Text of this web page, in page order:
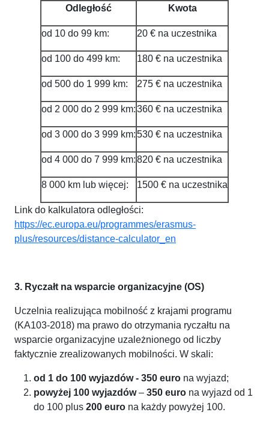
Odległość Kwota
od 10 do 99 km: 20 € na uczestnika
od 100 do 499 km: 180 € na uczestnika
od 500 do 1 999 km: 275 € na uczestnika
od 2 000 do 2 999 km:360 € na uczestnika
od 3 000 do 3 999 km:530 € na uczestnika
od 4 000 do 7 999 km:820 € na uczestnika
8 000 km lub więcej: 1500 € na uczestnika
Link do kalkulatora odległości:
https://ec.europa.eu/programmes/erasmus-
plus/resources/distance-calculator_en
3. Ryczałt na wsparcie organizacyjne (OS)
Uczelnia realizująca mobilność z krajami programu
(KA103-2018) ma prawo do otrzymania ryczałtu na
wsparcie organizacyjne uzależnionego od liczby
faktycznie zrealizowanych mobilności. W skali:
od 1 do 100 wyjazdów - 350 euro na wyjazd;
powyżej 100 wyjazdów– 350 euro na wyjazd od 1
do 100 plus 200 euro na każdy powyżej 100.